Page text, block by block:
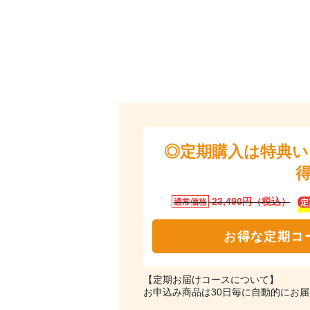
◎定期購入は特典
通常価格 23,490円（税込）
お得な定期コ
【定期お届けコースについて】
お申込み商品は30日毎に自動的にお